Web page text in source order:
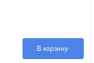
В корзину